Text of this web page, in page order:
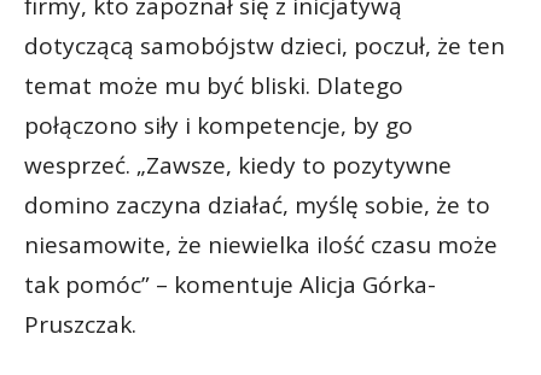
dotyczącą samobójstw dzieci, poczuł, że ten
temat może mu być bliski. Dlatego
połączono siły i kompetencje, by go
wesprzeć. „Zawsze, kiedy to pozytywne
domino zaczyna działać, myślę sobie, że to
niesamowite, że niewielka ilość czasu może
tak pomóc” – komentuje Alicja Górka-
Pruszczak.